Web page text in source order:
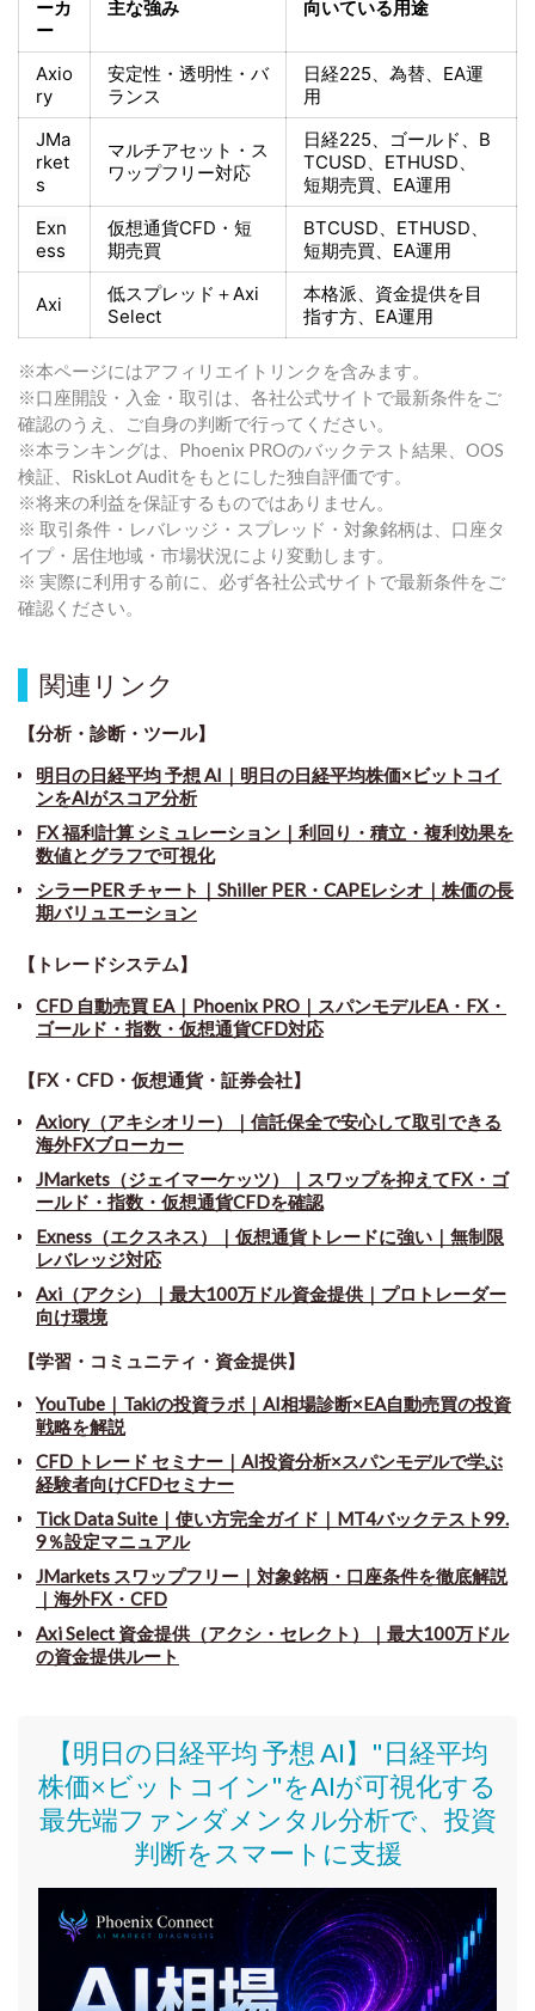
ーカ
ー
主な強み 向いている用途
Axio
ry
安定性・透明性・バ
ランス
日経225、為替、EA運
用
JMa
rket
s
マルチアセット・ス
ワップフリー対応
日経225、ゴールド、 B
TCUSD、ETHUSD、
短期売買、EA運用
Exn
ess
仮想通貨CFD・短
期売買
BTCUSD、ETHUSD、
短期売買、EA運用
Axi 低スプレッド＋Axi
Select
本格派、資金提供を目
指す方、EA運用
※本ページにはアフィリエイトリンクを含みます。
※口座開設・入金・取引は、各社公式サイトで最新条件をご
確認のうえ、ご自身の判断で行ってください。
※本ランキングは、Phoenix PROのバックテスト結果、OOS
検証、RiskLot Auditをもとにした独自評価です。
※将来の利益を保証するものではありません。
※ 取引条件・レバレッジ・スプレッド・対象銘柄は、口座タ
イプ・居住地域・市場状況により変動します。
※ 実際に利用する前に、必ず各社公式サイトで最新条件をご
確認ください。
関連リンク
【分析・診断・ツール】
明日の日経平均 予想 AI｜明日の日経平均株価×ビットコイ
ンをAIがスコア分析
FX 福利計算 シミュレーション｜利回り・積立・複利効果を
数値とグラフで可視化
シラーPER チャート ｜ Shiller PER・CAPEレシオ｜株価の長
期バリュエーション
【トレードシステム】
CFD 自動売買 EA｜Phoenix PRO｜スパンモデルEA・FX・
ゴールド・指数・仮想通貨CFD対応
【FX・CFD・仮想通貨・証券会社】
Axiory（アキシオリー）｜信託保全で安心して取引できる
海外FXブローカー
JMarkets（ジェイマーケッツ）｜スワップを抑えてFX・ゴ
ールド・指数・仮想通貨CFDを確認
Exness（エクスネス）｜仮想通貨トレードに強い｜無制限
レバレッジ対応
Axi（アクシ）｜最大100万ドル資金提供｜プロトレーダー
向け環境
【学習・コミュニティ・資金提供】
YouTube｜Takiの投資ラボ｜AI相場診断×EA自動売買の投資
戦略を解説
CFD トレード セミナー ｜ AI投資分析×スパンモデルで学ぶ
経験者向けCFDセミナー
Tick Data Suite ｜ 使い方完全ガイド｜MT4バックテスト99.
9％設定マニュアル
JMarkets スワップフリー ｜ 対象銘柄・口座条件を徹底解説
｜海外FX・CFD
Axi Select 資金提供（アクシ・セレクト）｜最大100万ドル
の資金提供ルート
【明日の日経平均 予想 AI】"日経平均
株価×ビットコイン"をAIが可視化する
最先端ファンダメンタル分析で、投資
判断をスマートに支援